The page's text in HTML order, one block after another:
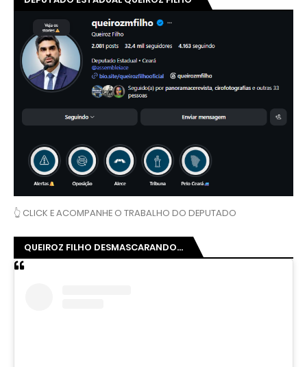
👆 CLICK E ACOMPANHE O TRABALHO DO DEPUTADO
QUEIROZ FILHO DESMASCARANDO...